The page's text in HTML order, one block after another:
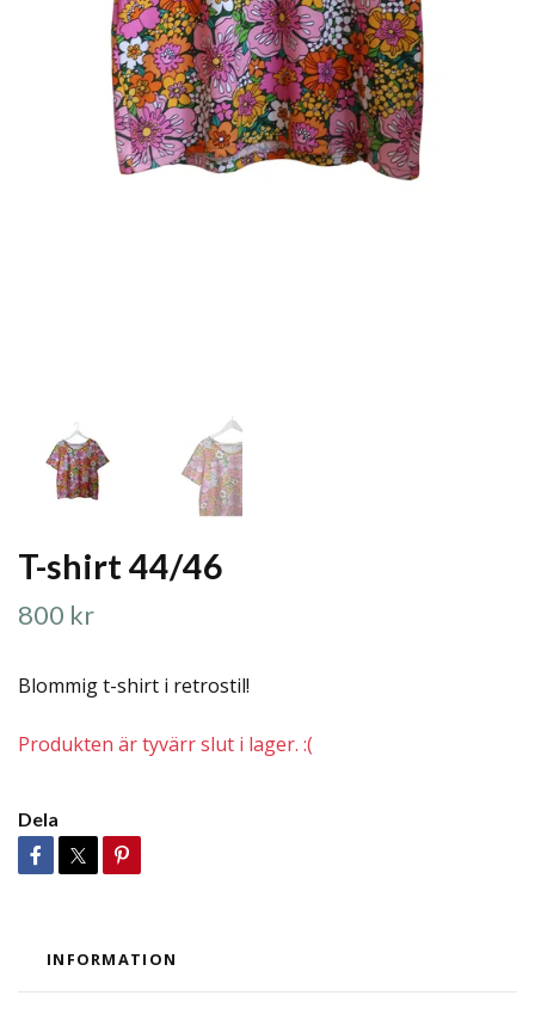
T-shirt 44/46
800 kr
Blommig t-shirt i retrostil!
Produkten är tyvärr slut i lager. :(
Dela
INFORMATION